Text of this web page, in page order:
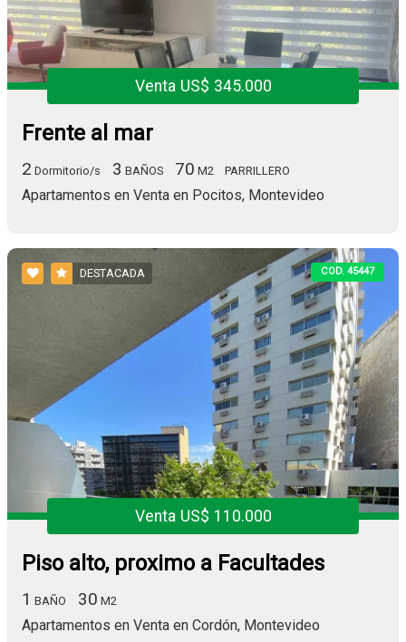
Venta US$ 345.000
Frente al mar
2 Dormitorio/s 3 BAÑOS 70 M2 PARRILLERO
Apartamentos en Venta en Pocitos, Montevideo
DESTACADA COD. 45447
Venta US$ 110.000
Piso alto, proximo a Facultades
1 BAÑO 30 M2
Apartamentos en Venta en Cordón, Montevideo